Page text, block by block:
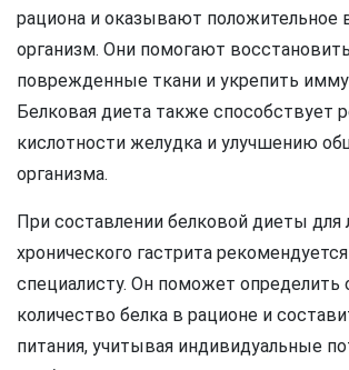
рациона и оказывают положительное
организм. Они помогают восстановить
поврежденные ткани и укрепить
Белковая диета также способствует
кислотности желудка и улучшению
организма.
При составлении белковой диеты для
хронического гастрита
специалисту. Он поможет определить
количество белка в рационе и
питания, учитывая индивидуальные